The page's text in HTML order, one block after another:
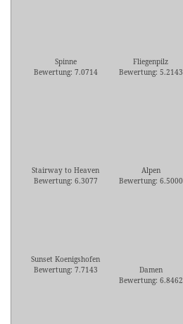
Spinne
Bewertung: 7.0714
Fliegenpilz
Bewertung: 5.2143
Stairway to Heaven
Bewertung: 6.3077
Alpen
Bewertung: 6.5000
Sunset Koenigshofen
Bewertung: 7.7143
Damen
Bewertung: 6.8462